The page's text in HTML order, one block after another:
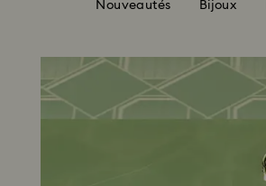
Nouveautés Bijoux